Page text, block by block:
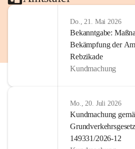
Do., 21. Mai 2026
Bekanntgabe:
Bekämpfung der
Rebzikade
Kundmachung
Mo., 20. Juli 2026
Kundmachung
149331/2026-12